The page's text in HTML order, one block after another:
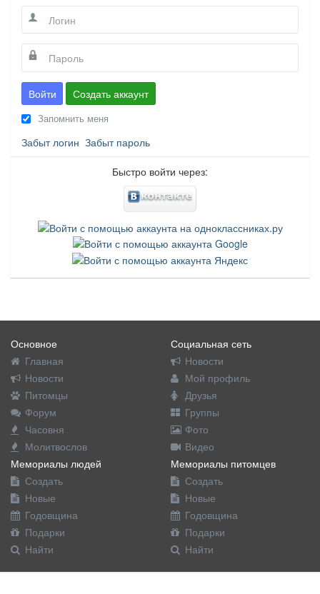
Войти Создать аккаунт
Запомнить меня
Забыт логин Забыт пароль
Быстро войти через:
Основное
Главная
Новости
Питомцы
Форум
Часовня
Молитвослов
Социальная сеть
Новости
Мой профиль
Друзья
Группы
Фото
Видео
Мемориалы людей
Создать
Новые
Годовщина
Подарки
Найти
Мемориалы питомцев
Создать
Новые
Годовщина
Подарки
Найти